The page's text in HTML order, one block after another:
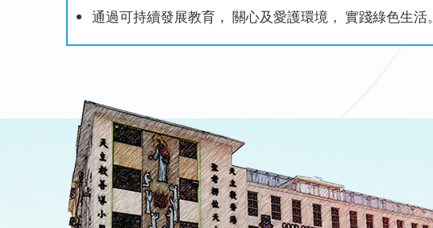
通過可持續發展教育， 關心及愛護環境， 實踐綠色生活。